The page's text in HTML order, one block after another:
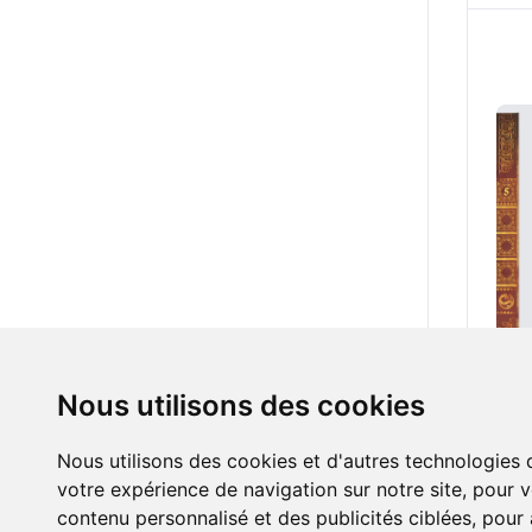
Nous utilisons des cookies
Nous utilisons des cookies et d'autres technologies
votre expérience de navigation sur notre site, pour
contenu personnalisé et des publicités ciblées,